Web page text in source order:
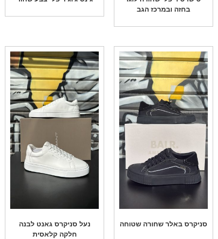
בחזה ובמרכז הגב
סניקרס באלר שחורה שטוחה
נעל סניקרס גאנט לבנה
חלקה קלאסית